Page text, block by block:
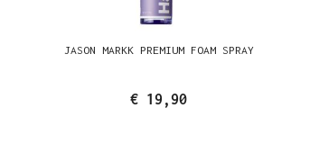
JASON MARKK PREMIUM FOAM SPRAY
€ 19,90